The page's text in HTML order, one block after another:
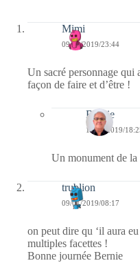
Mimi
09/01/2019/23:44
Un sacré personnage qui
façon de faire et d’être !
Bernie
10/01/2019/
Un monument de la
trublion
09/01/2019/08:17
on peut dire qu ‘il aura
multiples facettes !
Bonne journée Bernie